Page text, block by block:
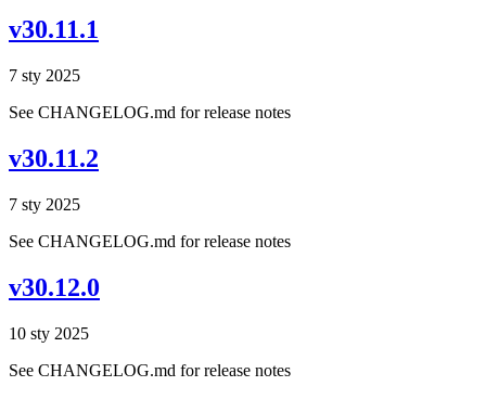
v30.11.1
7 sty 2025
See CHANGELOG.md for release notes
v30.11.2
7 sty 2025
See CHANGELOG.md for release notes
v30.12.0
10 sty 2025
See CHANGELOG.md for release notes